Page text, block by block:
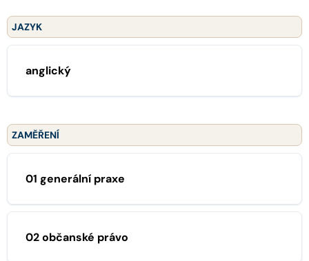
JAZYK
anglický
ZAMĚŘENÍ
01 generální praxe
02 občanské právo